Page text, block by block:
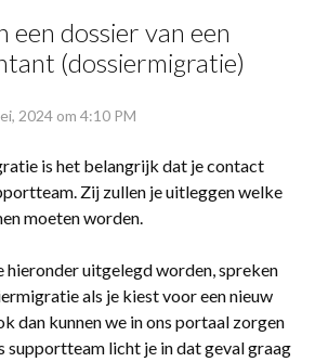
een dossier van een
(dossiermigratie)
2024 om 4:10 PM
is het belangrijk dat je contact
Zij zullen je uitleggen welke
moeten worden.
hieronder uitgelegd worden, spreken
als je kiest voor een nieuw
dan kunnen we in ons portaal zorgen
supportteam licht je in dat geval graag